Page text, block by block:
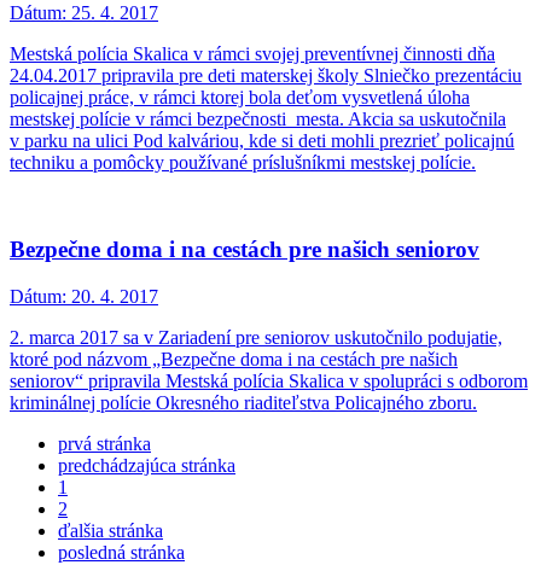
Dátum: 25. 4. 2017
Mestská polícia Skalica v rámci svojej preventívnej činnosti dňa
24.04.2017 pripravila pre deti materskej školy Slniečko prezentáciu
policajnej práce, v rámci ktorej bola deťom vysvetlená úloha
mestskej polície v rámci bezpečnosti mesta. Akcia sa uskutočnila
v parku na ulici Pod kalváriou, kde si deti mohli prezrieť policajnú
techniku a pomôcky používané príslušníkmi mestskej polície.
Bezpečne doma i na cestách pre našich seniorov
Dátum: 20. 4. 2017
2. marca 2017 sa v Zariadení pre seniorov uskutočnilo podujatie,
ktoré pod názvom „Bezpečne doma i na cestách pre našich
seniorov“ pripravila Mestská polícia Skalica v spolupráci s odborom
kriminálnej polície Okresného riaditeľstva Policajného zboru.
prvá stránka
predchádzajúca stránka
1
2
ďalšia stránka
posledná stránka